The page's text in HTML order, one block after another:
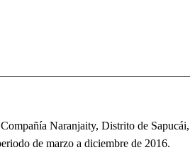
Naranjaity, Distrito de
de marzo a diciembre de 2016.